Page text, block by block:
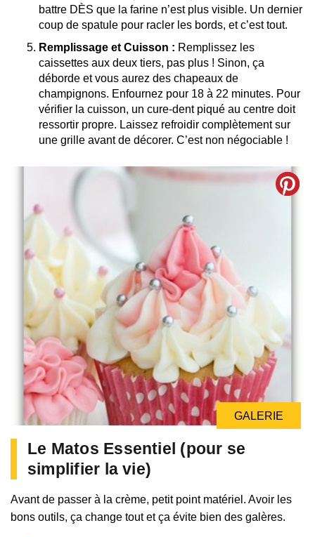
battre DÈS que la farine n’est plus visible. Un dernier
coup de spatule pour racler les bords, et c’est tout.
Remplissage et Cuisson : Remplissez les
caissettes aux deux tiers, pas plus ! Sinon, ça
déborde et vous aurez des chapeaux de
champignons. Enfournez pour 18 à 22 minutes. Pour
vérifier la cuisson, un cure-dent piqué au centre doit
ressortir propre. Laissez refroidir complètement sur
une grille avant de décorer. C’est non négociable !
GALERIE
Le Matos Essentiel (pour se
simplifier la vie)
Avant de passer à la crème, petit point matériel. Avoir les
bons outils, ça change tout et ça évite bien des galères.